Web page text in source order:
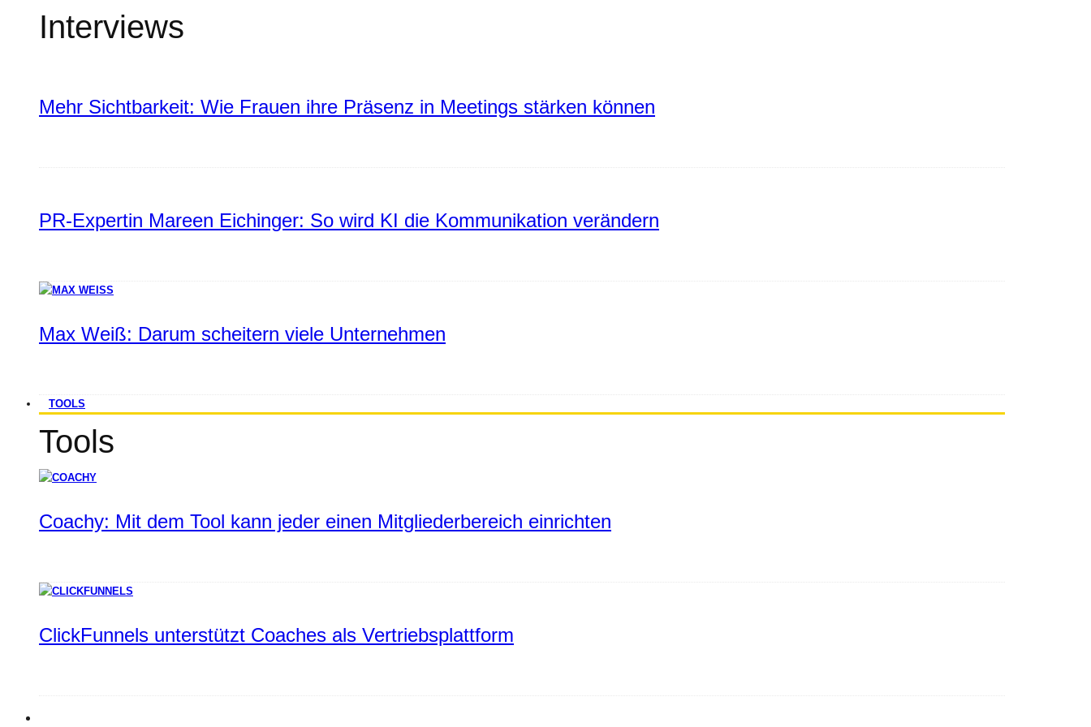
Interviews
Mehr Sichtbarkeit: Wie Frauen ihre Präsenz in Meetings stärken können
PR-Expertin Mareen Eichinger: So wird KI die Kommunikation verändern
Max Weiß: Darum scheitern viele Unternehmen
TOOLS
Tools
Coachy: Mit dem Tool kann jeder einen Mitgliederbereich einrichten
ClickFunnels unterstützt Coaches als Vertriebsplattform